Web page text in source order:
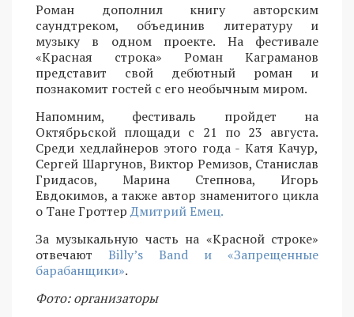
Роман дополнил книгу авторским
саундтреком, объединив литературу и
музыку в одном проекте. На фестивале
«Красная строка» Роман Каграманов
представит свой дебютный роман и
познакомит гостей с его необычным миром.
Напомним, фестиваль пройдет на
Октябрьской площади с 21 по 23 августа.
Среди хедлайнеров этого года - Катя Качур,
Сергей Шаргунов, Виктор Ремизов, Станислав
Гридасов, Марина Степнова, Игорь
Евдокимов, а также автор знаменитого цикла
о Тане ГроттерДмитрий Емец.
За музыкальную часть на «Красной строке»
отвечают Billy’s Band и «Запрещенные
барабанщики».
Фото: организаторы